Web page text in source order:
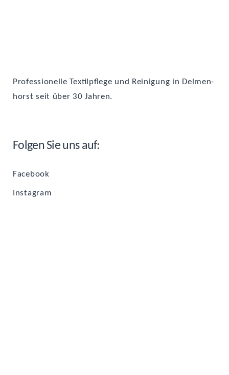
Pro­fes­sio­nel­le Tex­til­pfle­ge und Rei­ni­gung in Del­men­
horst seit über 30 Jahren.
Fol­gen Sie uns auf:
Face­book
Insta­gram